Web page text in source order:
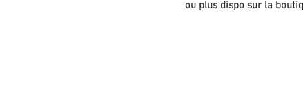
ou plus dispo sur la